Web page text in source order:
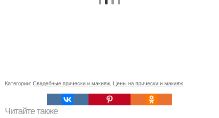
Категории: Свадебные прически и макияж Цены на прически и макияж
Читайте также